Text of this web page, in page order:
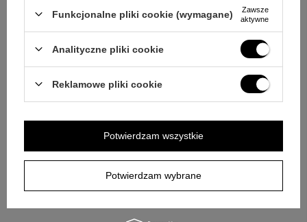
+5
Zobacz więcej
W komplecie jest złota zawieszka serduszko z
cyrkonią, złoty łańcuszek, ozdobne pudełko, metalowa
tabliczka z osobistą dedykacją oraz torebka prezentowa.
Jak wykonać grawerunek na zawieszce?
Na serduszku można umieścić niewielki
jednej stronie zawieszki.
Pytanie:Jak wygląda łańcuszek w tym komplecie?
To złoty łańcuszek próby 585 o splocie
Funkcjonalne pliki cookie (wymagane)
Zawsze
aktywne
Analityczne pliki cookie
Reklamowe pliki cookie
Potwierdzam wybrane
Potwierdzam wszystkie